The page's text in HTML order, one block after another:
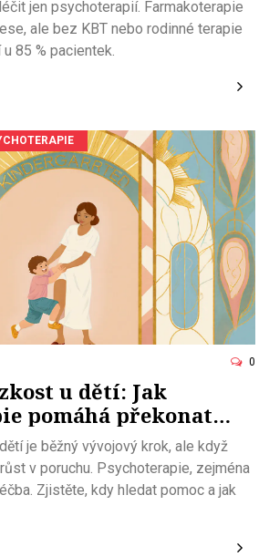
jen psychoterapií. Farmakoterapie
ale bez KBT nebo rodinné terapie
85 % pacientek.
0
u dětí: Jak
pomáhá překonat
je běžný vývojový krok, ale když
v poruchu. Psychoterapie, zejména
Zjistěte, kdy hledat pomoc a jak